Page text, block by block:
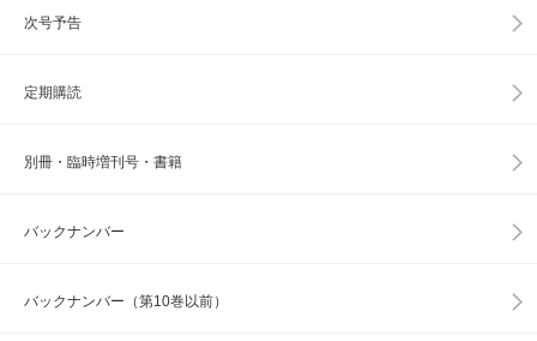
次号予告
定期購読
別冊・臨時増刊号・書籍
バックナンバー
バックナンバー（第10巻以前）